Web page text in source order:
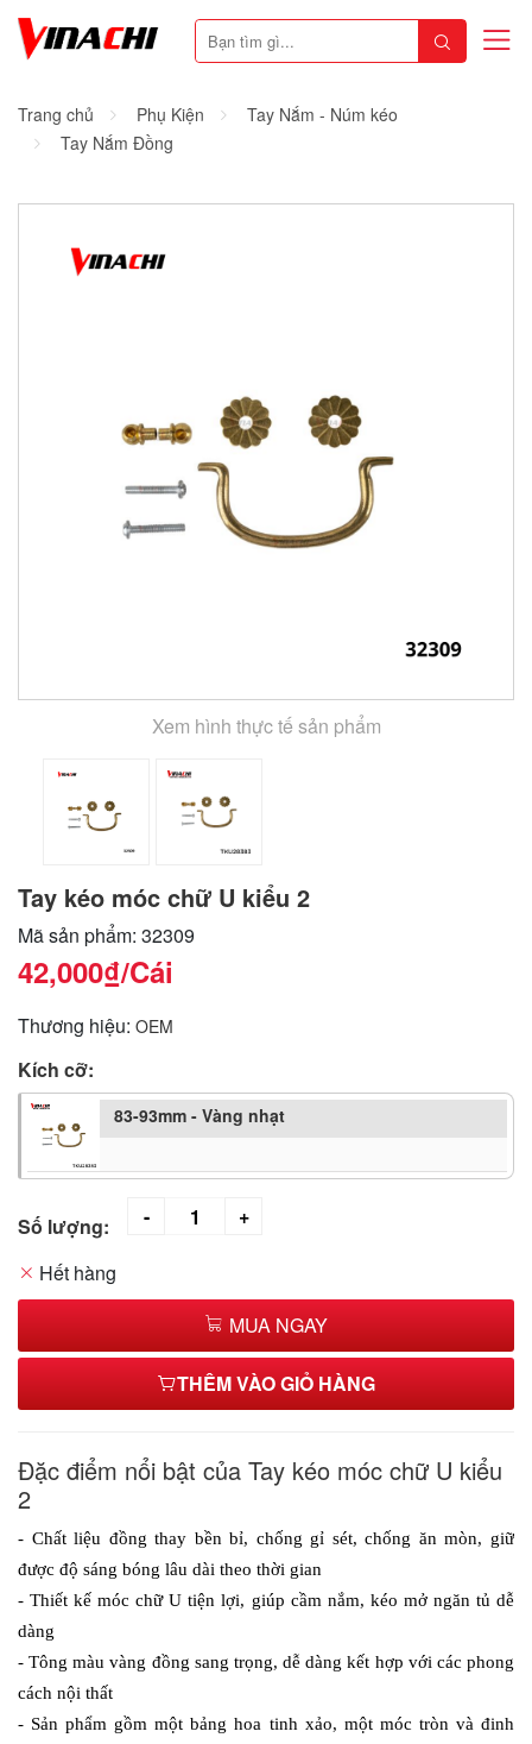
Trang chủ Phụ Kiện
Tay Nắm - Núm kéo
Tay Nắm Đồng
Xem hình thực tế sản phẩm
Tay kéo móc chữ U kiểu 2
Mã sản phẩm: 32309
42,000₫/Cái
Thương hiệu: OEM
Kích cỡ:
83-93mm - Vàng nhạt
Số lượng:
Hết hàng
MUA NGAY
THÊM VÀO GIỎ HÀNG
Đặc điểm nổi bật của Tay kéo móc chữ U kiểu
2
- Chất liệu đồng thay bền bỉ, chống gỉ sét, chống ăn mòn, giữ
được độ sáng bóng lâu dài theo thời gian
- Thiết kế móc chữ U tiện lợi, giúp cầm nắm, kéo mở ngăn tủ dễ
dàng
- Tông màu vàng đồng sang trọng, dễ dàng kết hợp với các phong
cách nội thất
- Sản phẩm gồm một bảng hoa tinh xảo, một móc tròn và đinh